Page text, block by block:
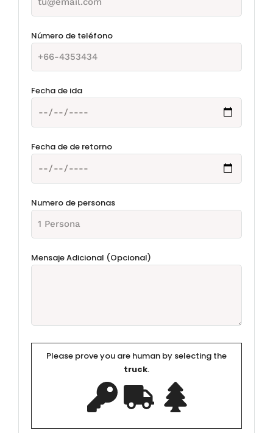
Número de teléfono
Fecha de ida
Fecha de de retorno
Numero de personas
Mensaje Adicional (Opcional)
Please prove you are human by selecting the
truck.